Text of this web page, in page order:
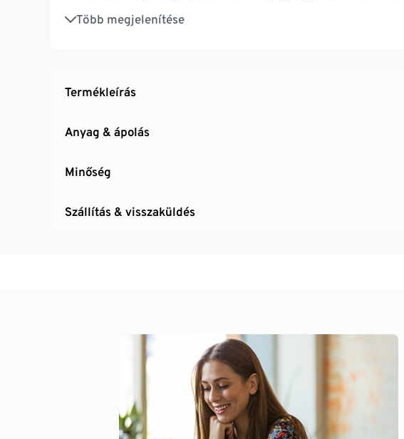
Több megjelenítése
Fali rögzítéssel és csatlakozó rögzítéssel moduláris
UV- és időjárásálló
Termékleírás
Anyag & ápolás
Minőség
Szállítás & visszaküldés